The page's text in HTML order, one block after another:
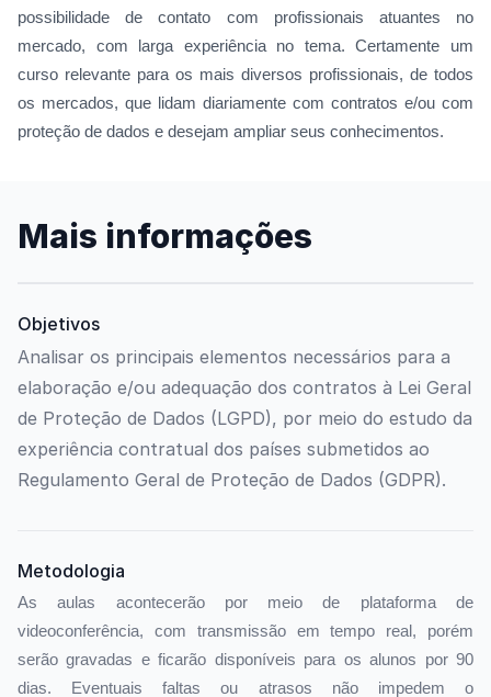
possibilidade de contato com profissionais atuantes no
mercado, com larga experiência no tema. Certamente um
curso relevante para os mais diversos profissionais, de todos
os mercados, que lidam diariamente com contratos e/ou com
proteção de dados e desejam ampliar seus conhecimentos.
Mais informações
Objetivos
Analisar os principais elementos necessários para a
elaboração e/ou adequação dos contratos à Lei Geral
de Proteção de Dados (LGPD), por meio do estudo da
experiência contratual dos países submetidos ao
Regulamento Geral de Proteção de Dados (GDPR).
Metodologia
As aulas acontecerão por meio de plataforma de
videoconferência, com transmissão em tempo real, porém
serão gravadas e ficarão disponíveis para os alunos por 90
dias. Eventuais faltas ou atrasos não impedem o